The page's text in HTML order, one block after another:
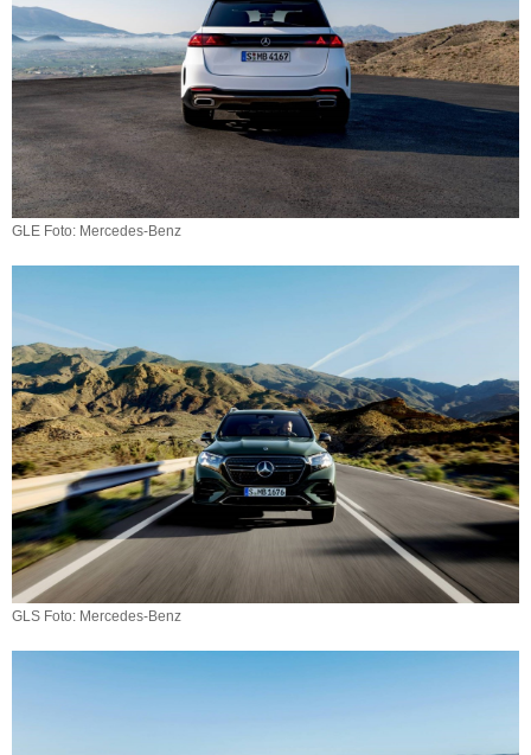
GLE Foto: Mercedes-Benz
GLS Foto: Mercedes-Benz